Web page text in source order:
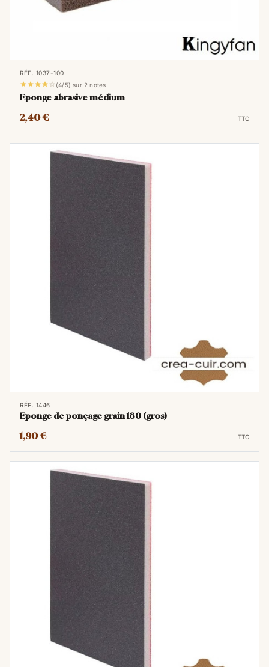
RÉF. 1037-100
  (4/5) sur 2 notes
Eponge abrasive médium
2,40 € TTC
RÉF. 1446
Eponge de ponçage grain 180 (gros)
1,90 € TTC